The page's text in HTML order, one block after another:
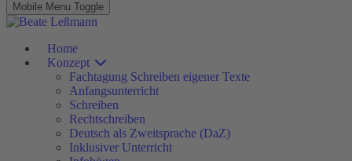
Mobile Menu Toggle
Home
Konzept
Fachtagung Schreiben eigener Texte
Anfangsunterricht
Schreiben
Rechtschreiben
Deutsch als Zweitsprache (DaZ)
Inklusiver Unterricht